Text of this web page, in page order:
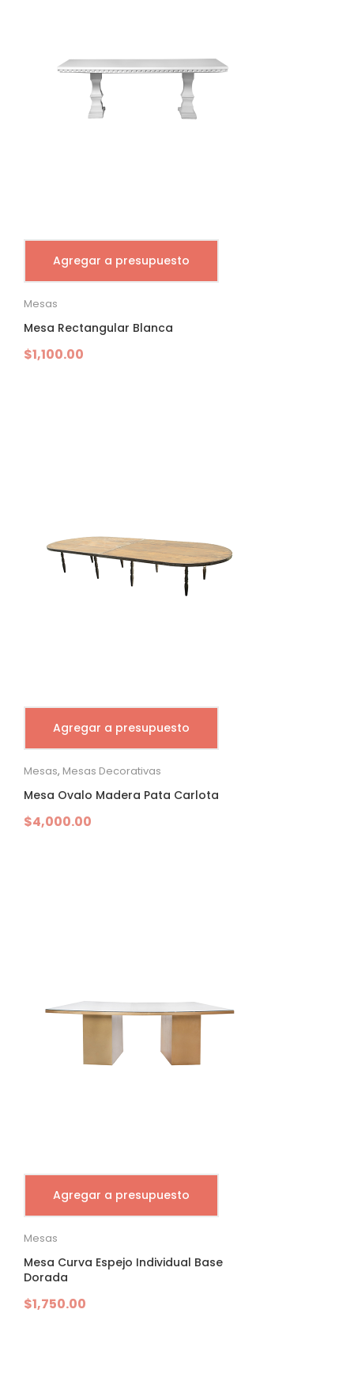
Agregar a presupuesto
Mesas
Mesa Rectangular Blanca
$1,100.00
Agregar a presupuesto
Mesas, Mesas Decorativas
Mesa Ovalo Madera Pata Carlota
$4,000.00
Agregar a presupuesto
Mesas
Mesa Curva Espejo Individual Base
Dorada
$1,750.00